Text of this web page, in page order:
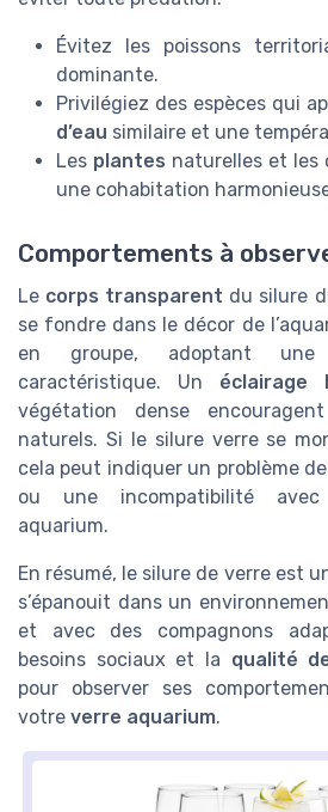
Évitez les poissons
dominante.
Privilégiez des espèces qui
d’eau similaire et une
Les plantes naturelles et
une cohabitation
Comportements à
Le corps transparent du silure
se fondre dans le décor de
en groupe, adoptant une
caractéristique. Un éclairage
végétation dense
naturels. Si le silure verre se
cela peut indiquer un problème de
ou une incompatibilité avec
aquarium.
En résumé, le silure de verre est
s’épanouit dans un
et avec des compagnons
besoins sociaux et la qualité
pour observer ses
votre verre aquarium.